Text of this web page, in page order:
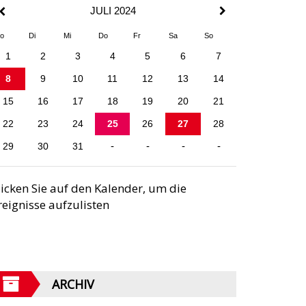
JULI 2024
Di Mi Do Fr Sa So
1 2 3 4 5 6 7
8 9 10 11 12 13 14
15 16 17 18 19 20 21
22 23 24 25 26 27 28
29 30 31 - - - -
Sie auf den Kalender, um die
aufzulisten
ARCHIV